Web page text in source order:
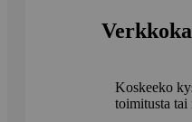
Koskeeko
toimitusta tai